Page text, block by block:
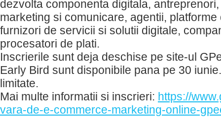
dezvolta componenta digitala,
marketing si comunicare, agentii,
furnizori de servicii si solutii digitale,
procesatori de plati.
Inscrierile sunt deja deschise pe site-ul
Early Bird sunt disponibile pana pe 30
limitate.
Mai multe informatii si inscrieri: https://
vara-de-e-commerce-marketing-online-